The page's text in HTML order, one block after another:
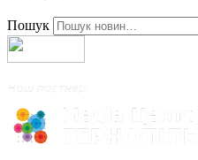
Пошук